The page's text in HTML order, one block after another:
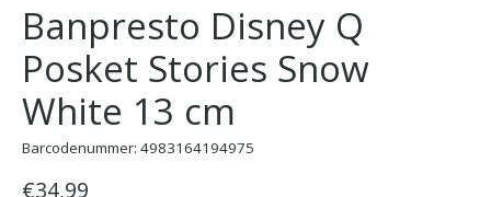
Banpresto Disney Q
Posket Stories Snow
White 13 cm
Barcodenummer: 4983164194975
€34,99